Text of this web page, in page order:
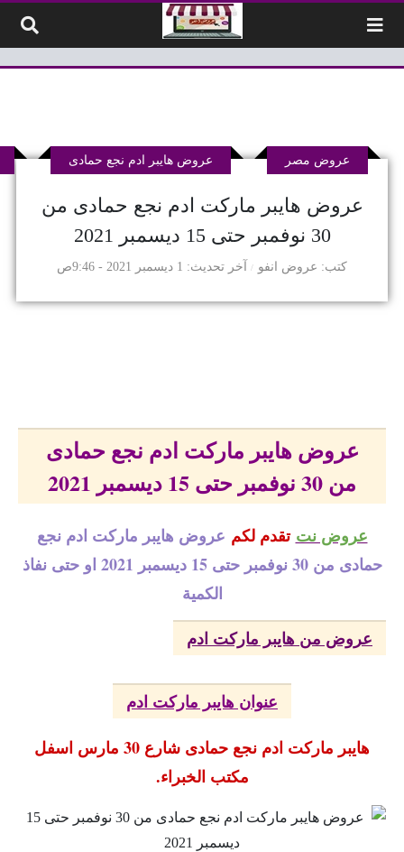
عروض هايبر ماركت ادم نجع حمادى من
30 نوفمبر حتى 15 ديسمبر 2021
كتب عروض انفو
عروض مصر عروض هايبر ادم نجع حمادى
آخر تحديث 1 ديسمبر 2021 - 9:46ص
عروض هايبر ماركت ادم نجع حمادى
من 30 نوفمبر حتى 15 ديسمبر 2021
عروض نت تقدم لكم عروض هايبر ماركت ادم نجع
حمادى من 30 نوفمبر حتى 15 ديسمبر 2021 او حتى نفاذ
الكمية
عروض من هايبر ماركت ادم
عنوان هايبر ماركت ادم
هايبر ماركت ادم نجع حمادى شارع 30 مارس اسفل
مكتب الخبراء.